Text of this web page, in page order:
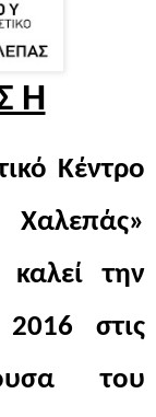
Η
Κέντρο
Χαλεπάς»
την
στις
του